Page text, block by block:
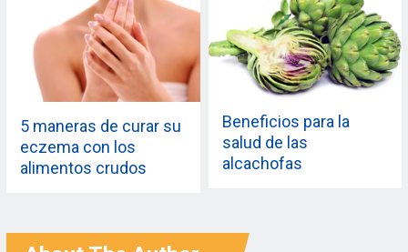
5 maneras de curar su
eczema con los
alimentos crudos
Beneficios para la
salud de las
alcachofas